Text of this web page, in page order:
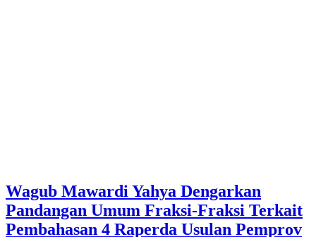
Wagub Mawardi Yahya Dengarkan
Pandangan Umum Fraksi-Fraksi Terkait
Pembahasan 4 Raperda Usulan Pemprov